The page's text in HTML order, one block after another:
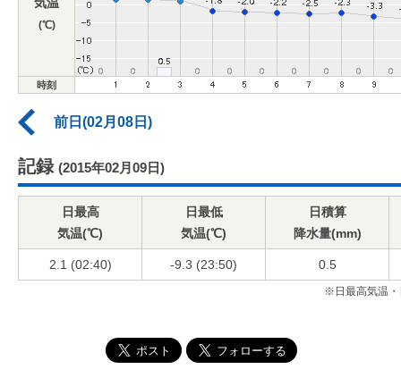
気温
(℃)
時刻
前日(02月08日)
記録 (2015年02月09日)
日最高
気温(℃)
日最低
気温(℃)
日積算
降水量(mm)
2.1 (02:40) -9.3 (23:50) 0.5
※日最高気温・